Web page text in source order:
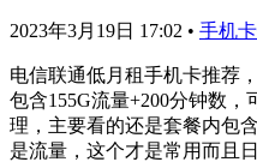
2023年3月19日 17:02 • 手机
电信联通低月租手机卡推荐
包含155G流量+200分钟数
理，主要看的还是套餐内包
是流量，这个才是常用而且